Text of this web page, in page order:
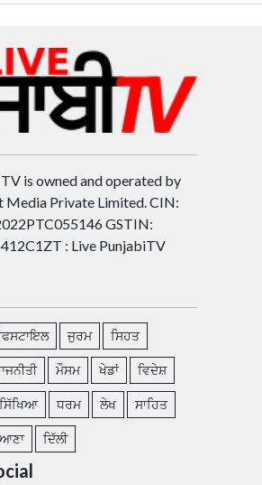
is owned and operated by
Media Private Limited. CIN:
GSTIN:
: Live PunjabiTV
ਜੁਰਮ ਸਿਹਤ
ਮੌਸਮ ਖੇਡਾਂ ਵਿਦੇਸ਼
ਸਿੱਖਿਆ ਧਰਮ ਲੇਖ ਸਾਹਿਤ
ਦਿੱਲੀ